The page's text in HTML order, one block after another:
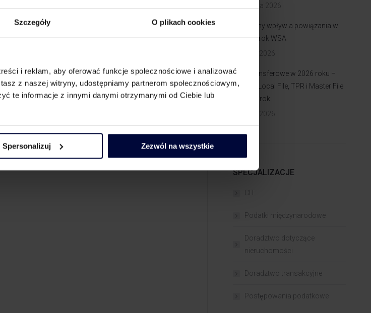
Szczegóły O plikach cookies
i reklam, aby oferować funkcje społecznościowe i analizować
z naszej witryny, udostępniamy partnerom społecznościowym,
te informacje z innymi danymi otrzymanymi od Ciebie lub
Spersonalizuj Zezwól na wszystkie
TP?Dyrektor KIS podkreślił, że na spółce ciąży
TP zarówno za rok, w którym poręczenie zostaje
Jeśli uznajemy nieodpłatne udzielone
podatkową.
nierynkowe czy też uznają, w przypadku
3 sierpnia 2026
Faktyczny wpływ a powiązania w
TP – wyrok WSA
31 lipca 2026
Ceny transferowe w 2026 roku –
terminy Local File, TPR i Master File
za 2025 rok
13 lipca 2026
SPECJALIZACJE
Podatki międzynarodowe
Doradztwo dotyczące
nieruchomości
Doradztwo transakcyjne
Postępowania podatkowe